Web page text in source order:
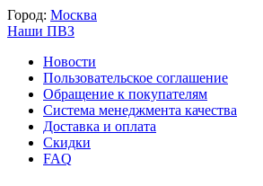
Город: Москва
Наши ПВЗ
Новости
Пользовательское соглашение
Обращение к покупателям
Система менеджмента качества
Доставка и оплата
Скидки
FAQ